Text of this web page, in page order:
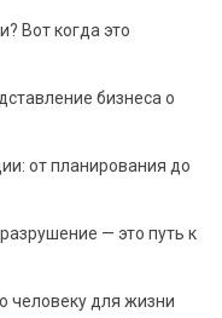
Вот когда это
бизнеса о
от планирования до
— это путь к
человеку для жизни